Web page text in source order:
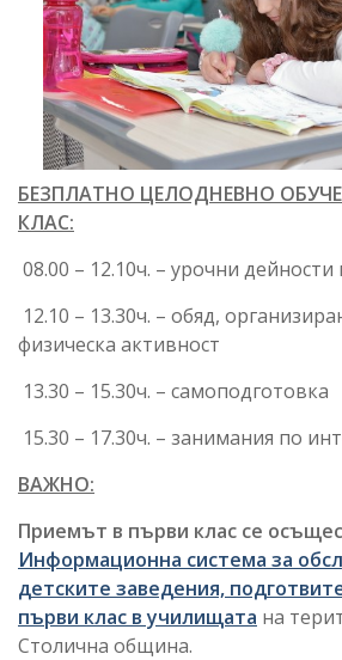
БЕЗПЛАТНО ЦЕЛОДНЕВНО
КЛАС:
08.00 – 12.10ч. – урочни
12.10 – 13.30ч. – обяд,
физическа активност
13.30 – 15.30ч. – самоподготовка
15.30 – 17.30ч. – занимания по
ВАЖНО:
Приемът в първи клас се
Информационна система за
детските заведения,
първи клас в училищата на
Столична община.